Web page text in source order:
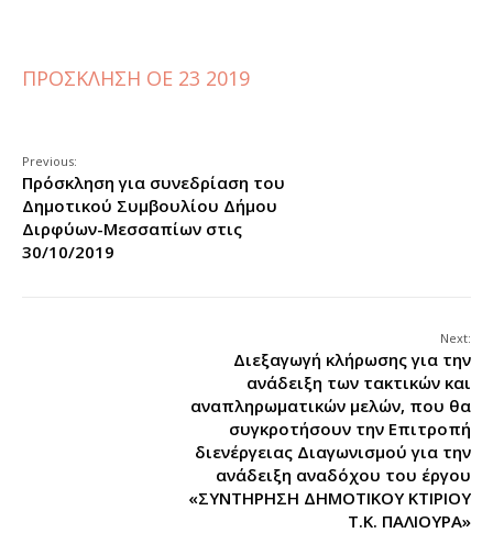
ΠΡΟΣΚΛΗΣΗ ΟΕ 23 2019
Previous:
Πρόσκληση για συνεδρίαση του
Δημοτικού Συμβουλίου Δήμου
Διρφύων-Μεσσαπίων στις
30/10/2019
Next:
Διεξαγωγή κλήρωσης για την
ανάδειξη των τακτικών και
αναπληρωματικών μελών, που θα
συγκροτήσουν την Επιτροπή
διενέργειας Διαγωνισμού για την
ανάδειξη αναδόχου του έργου
«ΣΥΝΤΗΡΗΣΗ ΔΗΜΟΤΙΚΟΥ ΚΤΙΡΙΟΥ
Τ.Κ. ΠΑΛΙΟΥΡΑ»